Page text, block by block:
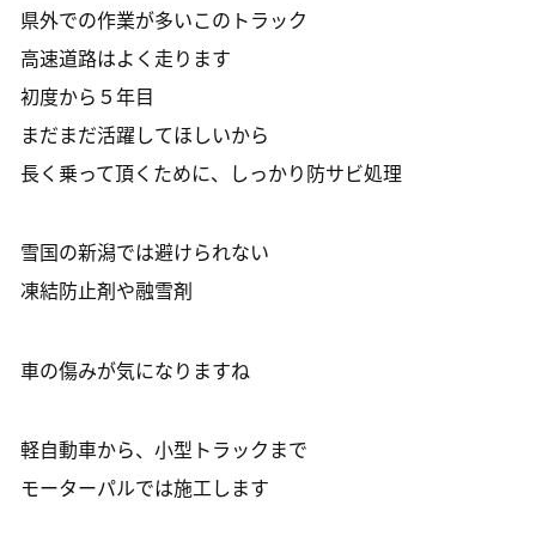
県外での作業が多いこのトラック
高速道路はよく走ります
初度から５年目
まだまだ活躍してほしいから
長く乗って頂くために、しっかり防サビ処理
雪国の新潟では避けられない
凍結防止剤や融雪剤
車の傷みが気になりますね
軽自動車から、小型トラックまで
モーターパルでは施工します